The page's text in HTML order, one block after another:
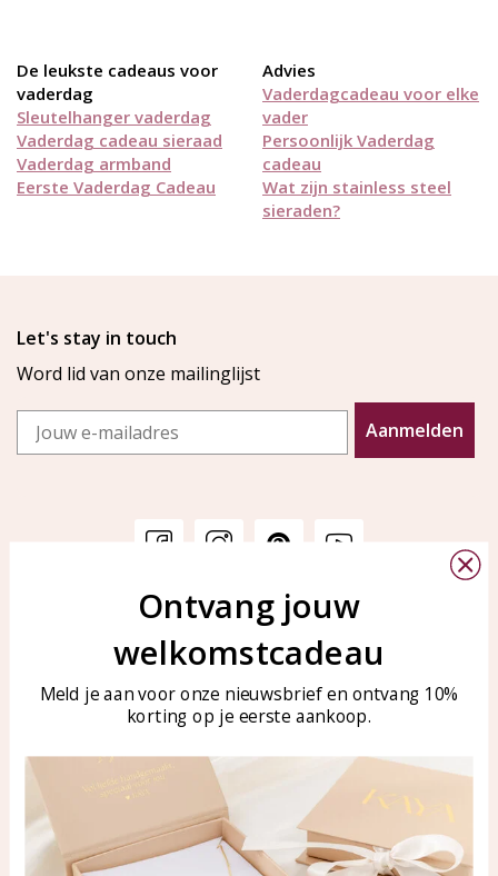
De leukste cadeaus voor
vaderdag
Sleutelhanger vaderdag
Vaderdag cadeau sieraad
Vaderdag armband
Eerste Vaderdag Cadeau
Advies
Vaderdagcadeau voor elke
vader
Persoonlijk Vaderdag
cadeau
Wat zijn stainless steel
sieraden?
Let's stay in touch
Word lid van onze mailinglijst
Email
Aanmelden
Veelgestelde vragen
Sieraden onderhouden
KAYA Sieraden
Bellen of WhatsApp Ma-Vr
Tel: 0850003187
WhatsApp: 0850003187
klantenservice@kayasierade
Ontvang jouw
welkomstcadeau
Meld je aan voor onze nieuwsbrief en ontvang 10%
korting op je eerste aankoop.